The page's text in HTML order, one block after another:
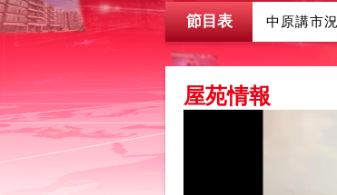
節目表 中原講市況
屋苑情報